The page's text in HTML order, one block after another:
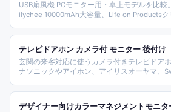
USB扇風機 PCモニター用・卓上モデルを比較
ilychee 10000mAh大容量、Life on Productsク
テレビドアホン カメラ付 モニター 後付け
玄関の来客対応に使うカメラ付きテレビドア
ナソニックやアイホン、アイリスオーヤマ、
まで、選ぶポイントをまとめました。
デザイナー向けカラーマネジメントモニタ